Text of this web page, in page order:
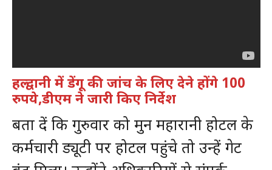
हल्द्वानी में डेंगू की जांच के लिए देने होंगे 100
रुपये,डीएम ने जारी किए निर्देश
बता दें कि गुरुवार को मुन महारानी होटल के
कर्मचारी ड्यूटी पर होटल पहुंचे तो उन्हें गेट